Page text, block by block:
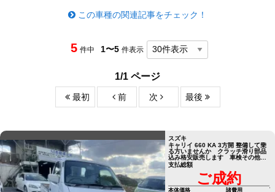
この車種の関連記事をチェック！
5 件中 1〜5 件表示
1/1 ページ
最初 前 次 最後
スズキ
キャリイ 660 KA 3方開 整備して乗
る方いませんか クラッチ滑り部品
込み格安販売します 車検その他要
相談
支払総額
ご成約
本体価格 諸費用